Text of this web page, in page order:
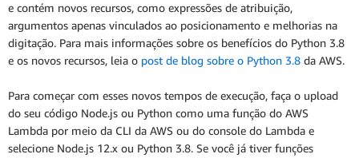
e contém novos recursos, como expressões de atribuição,
argumentos apenas vinculados ao posicionamento e melhorias na
digitação. Para mais informações sobre os benefícios do Python 3.8
e os novos recursos, leia o post de blog sobre o Python 3.8 da AWS.
Para começar com esses novos tempos de execução, faça o upload
do seu código Node.js ou Python como uma função do AWS
Lambda por meio da CLI da AWS ou do console do Lambda e
selecione Node.js 12.x ou Python 3.8. Se você já tiver funções